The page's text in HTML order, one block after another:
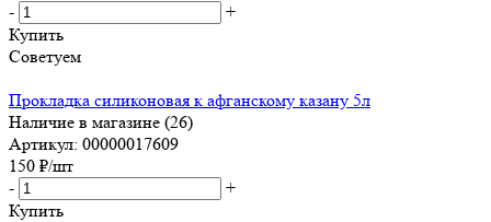
-
+
Купить
Советуем
Прокладка силиконовая к афганскому казану 5л
Наличие в магазине (26)
Артикул: 00000017609
150 ₽/шт
-
+
Купить